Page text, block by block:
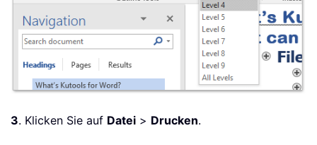
3. Klicken Sie auf Datei > Drucken.